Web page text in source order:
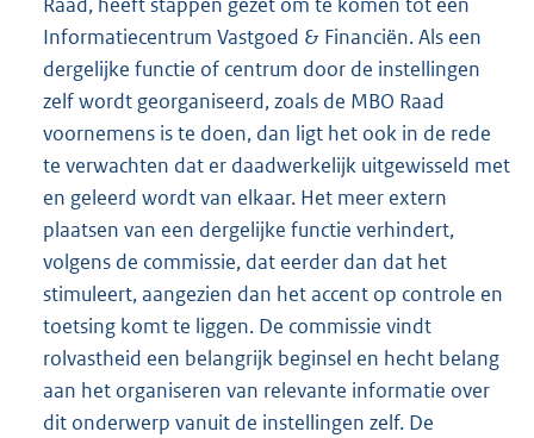
Informatiecentrum Vastgoed & Financiën. Als een
dergelijke functie of centrum door de instellingen
zelf wordt georganiseerd, zoals de MBO Raad
voornemens is te doen, dan ligt het ook in de rede
te verwachten dat er daadwerkelijk uitgewisseld met
en geleerd wordt van elkaar. Het meer extern
plaatsen van een dergelijke functie verhindert,
volgens de commissie, dat eerder dan dat het
stimuleert, aangezien dan het accent op controle en
toetsing komt te liggen. De commissie vindt
rolvastheid een belangrijk beginsel en hecht belang
aan het organiseren van relevante informatie over
dit onderwerp vanuit de instellingen zelf. De